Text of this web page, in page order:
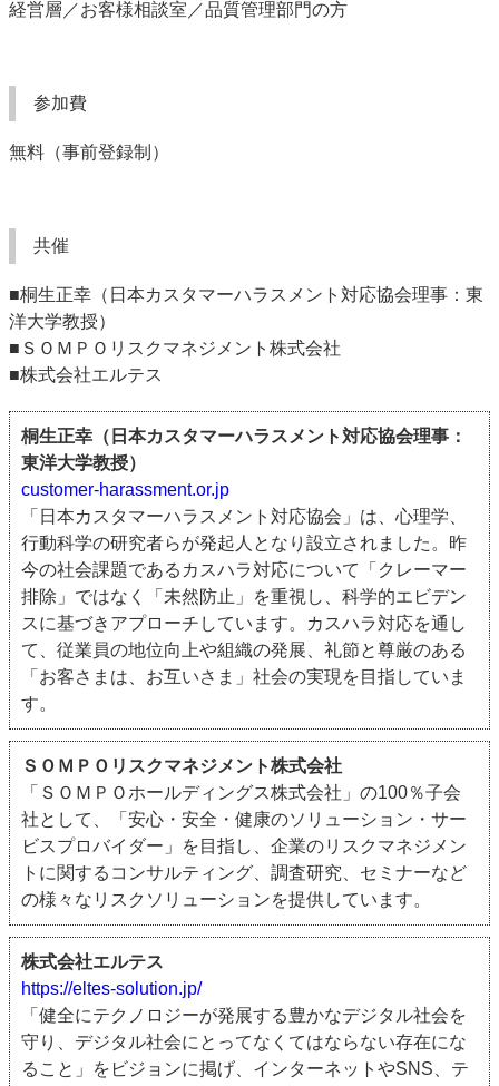
経営層／お客様相談室／品質管理部門の方
参加費
無料（事前登録制）
共催
■桐生正幸（日本カスタマーハラスメント対応協会理事：東
洋大学教授）
■ＳＯＭＰＯリスクマネジメント株式会社
■株式会社エルテス
桐生正幸（日本カスタマーハラスメント対応協会理事：
東洋大学教授）
customer-harassment.or.jp
「日本カスタマーハラスメント対応協会」は、心理学、
行動科学の研究者らが発起人となり設立されました。昨
今の社会課題であるカスハラ対応について「クレーマー
排除」ではなく「未然防止」を重視し、科学的エビデン
スに基づきアプローチしています。カスハラ対応を通し
て、従業員の地位向上や組織の発展、礼節と尊厳のある
「お客さまは、お互いさま」社会の実現を目指していま
す。
ＳＯＭＰＯリスクマネジメント株式会社
「ＳＯＭＰＯホールディングス株式会社」の100％子会
社として、「安心・安全・健康のソリューション・サー
ビスプロバイダー」を目指し、企業のリスクマネジメン
トに関するコンサルティング、調査研究、セミナーなど
の様々なリスクソリューションを提供しています。
株式会社エルテス
https://eltes-solution.jp/
「健全にテクノロジーが発展する豊かなデジタル社会を
守り、デジタル社会にとってなくてはならない存在にな
ること」をビジョンに掲げ、インターネットやSNS、テ